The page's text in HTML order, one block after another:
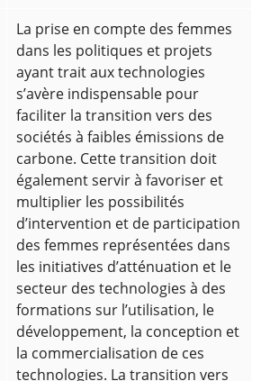
La prise en compte des femmes
dans les politiques et projets
ayant trait aux technologies
s’avère indispensable pour
faciliter la transition vers des
sociétés à faibles émissions de
carbone. Cette transition doit
également servir à favoriser et
multiplier les possibilités
d’intervention et de participation
des femmes représentées dans
les initiatives d’atténuation et le
secteur des technologies à des
formations sur l’utilisation, le
développement, la conception et
la commercialisation de ces
technologies. La transition vers